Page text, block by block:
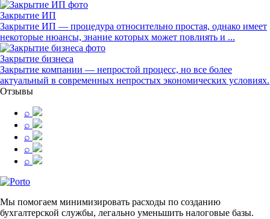
Закрытие ИП
Закрытие ИП — процедура относительно простая, однако имеет
некоторые нюансы, знание которых может повлиять и ...
Закрытие бизнеса
Закрытие компании — непростой процесс, но все более
актуальный в современных непростых экономических условиях.
Отзывы
⌕
⌕
⌕
⌕
⌕
Мы помогаем минимизировать расходы по созданию
бухгалтерской службы, легально уменьшить налоговые базы.